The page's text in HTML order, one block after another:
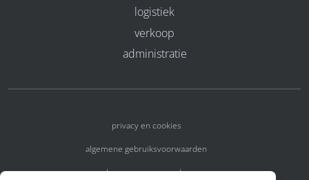
logistiek
verkoop
administratie
privacy en cookies
algemene gebruiksvoorwaarden
algemene voorwaarden